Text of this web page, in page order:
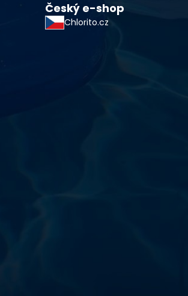
Český e-shop
Chlorito.cz
o vodu a
v oblasti čistiarní odpadových
starostlivosti o vodu.
pre čistú a bezpečnú
surovinách a
za ceny porovnateľné s
sa sami o kvalite
a o ich nepochybnej